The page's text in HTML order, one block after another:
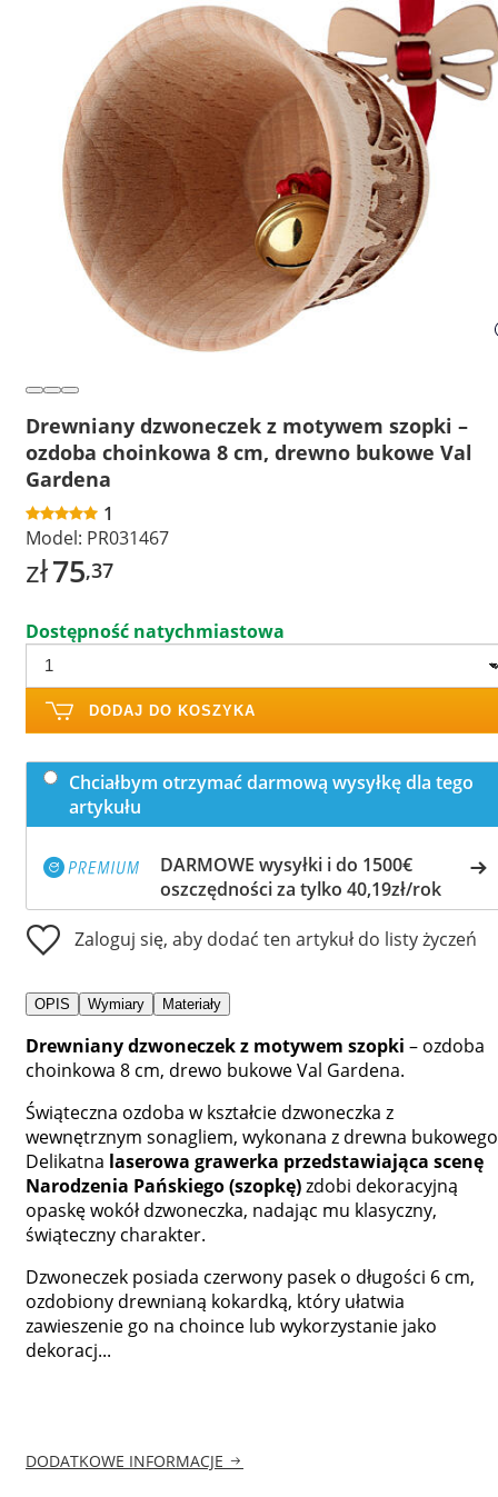
Drewniany dzwoneczek z motywem szopki –
ozdoba choinkowa 8 cm, drewno bukowe Val
Gardena
1
Model: PR031467
zł75,37
Dostępność natychmiastowa
DODAJ DO KOSZYKA
Chciałbym otrzymać darmową wysyłkę dla tego
artykułu
DARMOWE wysyłki i do 1500€
oszczędności za tylko 40,19zł/rok
Zaloguj się, aby dodać ten artykuł do listy życzeń
OPIS Wymiary Materiały
Drewniany dzwoneczek z motywem szopki – ozdoba
choinkowa 8 cm, drewo bukowe Val Gardena.
Świąteczna ozdoba w kształcie dzwoneczka z
wewnętrznym sonagliem, wykonana z drewna
Delikatna laserowa grawerka przedstawiająca scenę
Narodzenia Pańskiego (szopkę)zdobi dekoracyjną
opaskę wokół dzwoneczka, nadając mu klasyczny,
świąteczny charakter.
Dzwoneczek posiada czerwony pasek o długości 6 cm,
ozdobiony drewnianą kokardką, który ułatwia
zawieszenie go na choince lub wykorzystanie jako
dekoracj...
DODATKOWE INFORMACJE